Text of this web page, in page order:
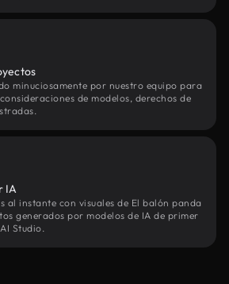
minuciosamente por nuestro equipo para
de modelos, derechos de
IA
al instante con visuales de El balón panda
generados por modelos de IA de primer
Studio.